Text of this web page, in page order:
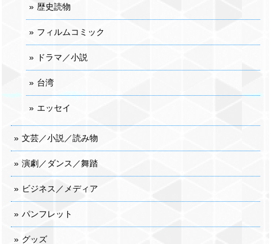
歴史読物
フィルムコミック
ドラマ／小説
台湾
エッセイ
文芸／小説／読み物
演劇／ダンス／舞踏
ビジネス／メディア
パンフレット
グッズ